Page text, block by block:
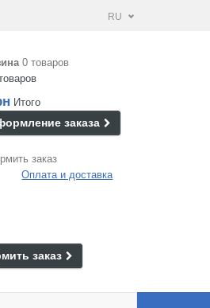
RU
0 товаров
Итого
заказа
заказ
Оплата и доставка
заказ